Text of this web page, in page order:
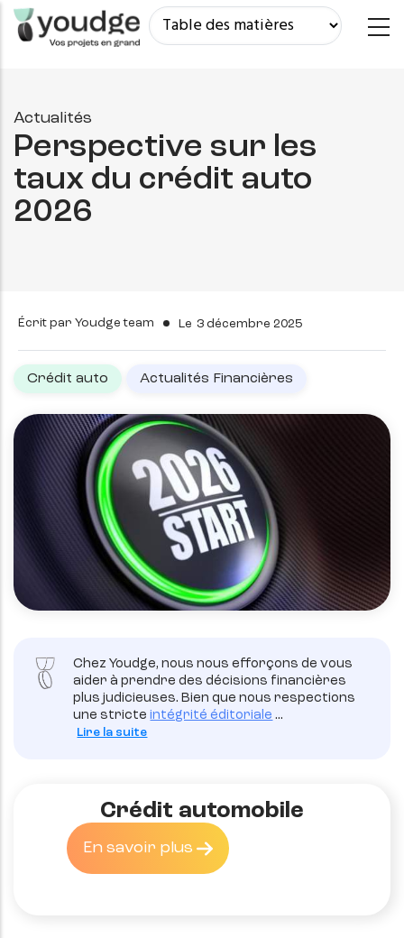
Aller
au
Actualités
Perspective sur les
taux du crédit auto
2026
Écrit par Youdge team Le 3 décembre 2025
Crédit auto Actualités Financières
Chez Youdge, nous nous efforçons de vous
aider à prendre des décisions financières
plus judicieuses. Bien que nous respections
une stricteintégrité éditoriale ...
Lire la suite
Crédit automobile
En savoir plus